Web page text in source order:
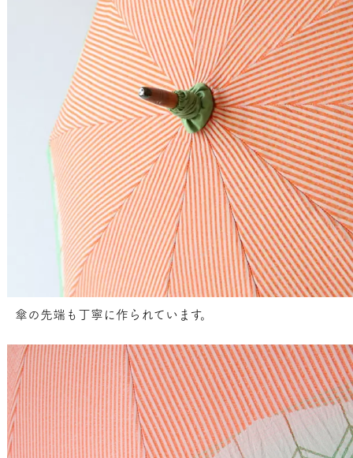
傘の先端も丁寧に作られています。